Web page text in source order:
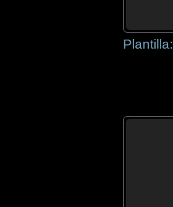
Plantilla: